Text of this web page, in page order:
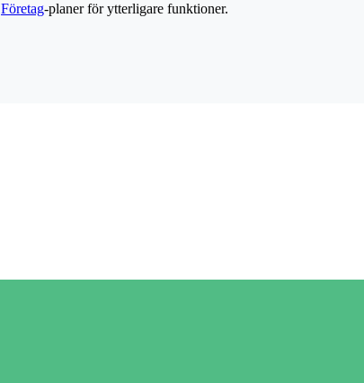
Företag-planer för ytterligare funktioner.